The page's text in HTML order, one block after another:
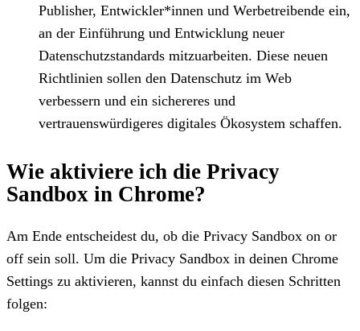
Publisher, Entwickler*innen und Werbetreibende ein,
an der Einführung und Entwicklung neuer
Datenschutzstandards mitzuarbeiten. Diese neuen
Richtlinien sollen den Datenschutz im Web
verbessern und ein sichereres und
vertrauenswürdigeres digitales Ökosystem schaffen.
Wie aktiviere ich die Privacy
Sandbox in Chrome?
Am Ende entscheidest du, ob die Privacy Sandbox on or
off sein soll. Um die Privacy Sandbox in deinen Chrome
Settings zu aktivieren, kannst du einfach diesen Schritten
folgen: